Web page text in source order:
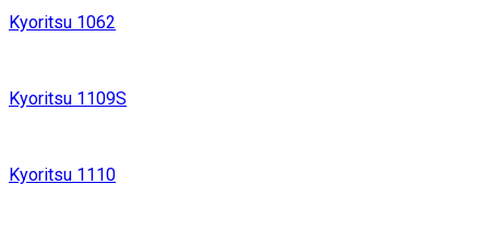
Kyoritsu 1062
Kyoritsu 1109S
Kyoritsu 1110